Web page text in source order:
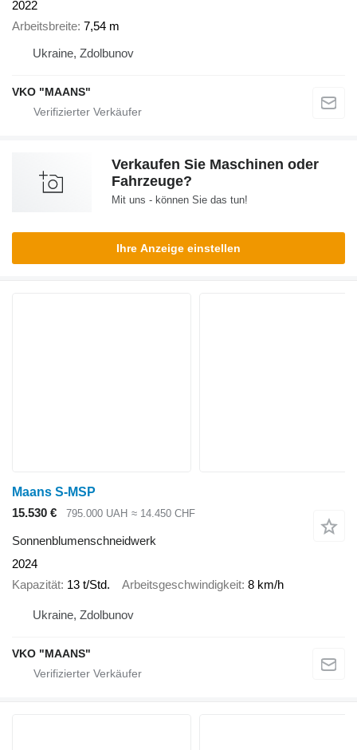
2022
Arbeitsbreite 7,54 m
Ukraine, Zdolbunov
VKO "MAANS"
Verkaufen Sie Maschinen oder
Fahrzeuge?
Mit uns - können Sie das tun!
Ihre Anzeige einstellen
Maans S-MSP
15.530 €
795.000 UAH ≈ 14.450 CHF
Sonnenblumenschneidwerk
2024
Kapazität 13 t/Std. Arbeitsgeschwindigkeit 8 km/h
Ukraine, Zdolbunov
VKO "MAANS"